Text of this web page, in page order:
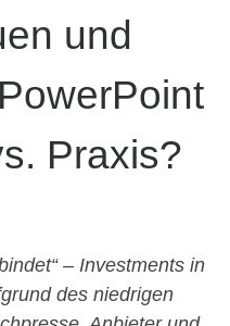
und
Praxis?
– Investments in
des niedrigen